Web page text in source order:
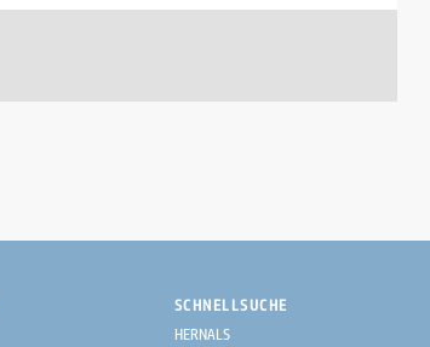
SCHNELLSUCHE
HERNALS